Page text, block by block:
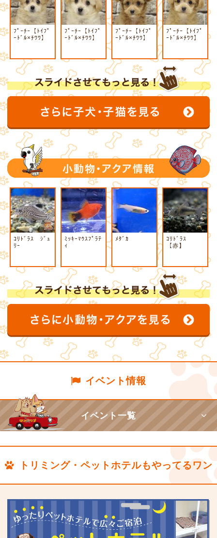
ﾌﾟｰﾁｰ【ﾄｲﾌﾟ
ｰﾄﾞﾙ×ﾁﾜﾜ】
ﾌﾟｰﾁｰ【ﾄｲﾌﾟ
ｰﾄﾞﾙ×ﾁﾜﾜ】
ﾌﾟｰﾁｰ【ﾄｲﾌﾟ
ｰﾄﾞﾙ×ﾁﾜﾜ】
ﾌﾟｰﾁｰ【ﾄｲﾌﾟ
ｰﾄﾞﾙ×ﾁﾜﾜ】
ｺﾘﾄﾞﾗｽ ｼﾞｭ
ﾘｰ
ﾐｯｷｰﾏｳｽﾌﾟﾗﾃ
ｨ
ﾒﾀﾞｶ
ｺﾘﾄﾞﾗｽ
【赤】
イベント情報
イベント一覧
トリミング・ペットホテルもやってるワン